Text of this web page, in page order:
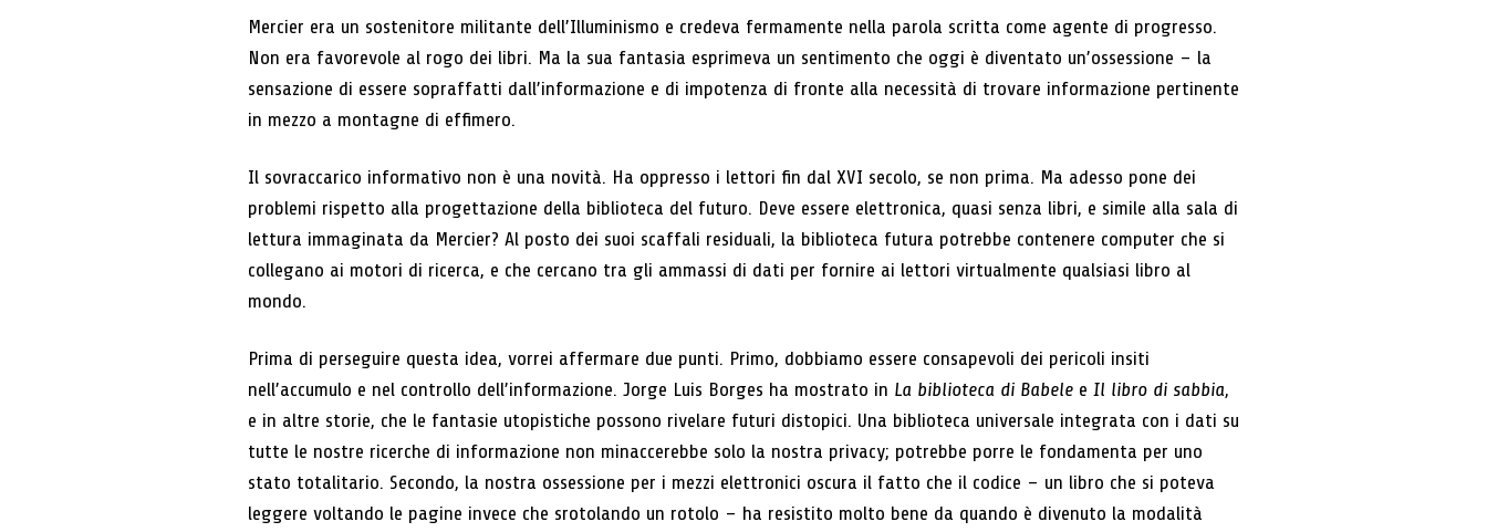
Mercier era un sostenitore militante dell’Illuminismo e credeva fermamente nella parola scritta come agente di progresso.
Non era favorevole al rogo dei libri. Ma la sua fantasia esprimeva un sentimento che oggi è diventato un’ossessione – la
sensazione di essere sopraffatti dall’informazione e di impotenza di fronte alla necessità di trovare informazione pertinente
in mezzo a montagne di effimero.
Il sovraccarico informativo non è una novità. Ha oppresso i lettori fin dal XVI secolo, se non prima. Ma adesso pone dei
problemi rispetto alla progettazione della biblioteca del futuro. Deve essere elettronica, quasi senza libri, e simile alla sala di
lettura immaginata da Mercier? Al posto dei suoi scaffali residuali, la biblioteca futura potrebbe contenere computer che si
collegano ai motori di ricerca, e che cercano tra gli ammassi di dati per fornire ai lettori virtualmente qualsiasi libro al
mondo.
Prima di perseguire questa idea, vorrei affermare due punti. Primo, dobbiamo essere consapevoli dei pericoli insiti
nell’accumulo e nel controllo dell’informazione. Jorge Luis Borges ha mostrato in La biblioteca di Babele e Il libro di sabbia,
e in altre storie, che le fantasie utopistiche possono rivelare futuri distopici. Una biblioteca universale integrata con i dati su
tutte le nostre ricerche di informazione non minaccerebbe solo la nostra privacy; potrebbe porre le fondamenta per uno
stato totalitario. Secondo, la nostra ossessione per i mezzi elettronici oscura il fatto che il codice – un libro che si poteva
leggere voltando le pagine invece che srotolando un rotolo – ha resistito molto bene da quando è divenuto la modalità